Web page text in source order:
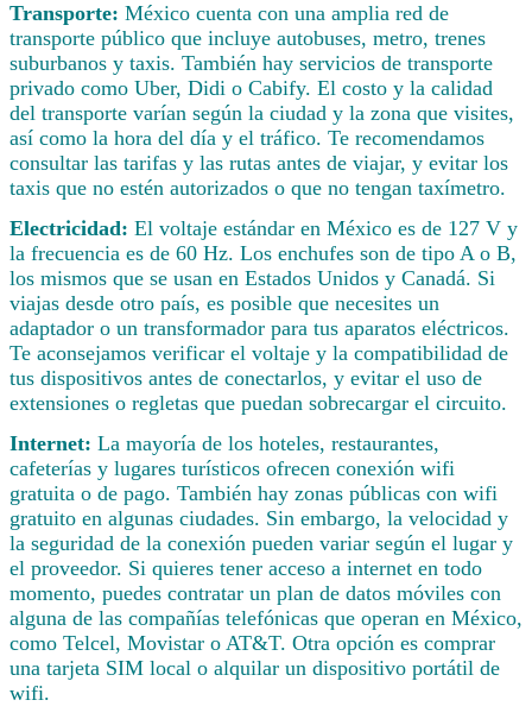
Transporte: México cuenta con una amplia red de
transporte público que incluye autobuses, metro, trenes
suburbanos y taxis. También hay servicios de transporte
privado como Uber, Didi o Cabify. El costo y la calidad
del transporte varían según la ciudad y la zona que visites,
así como la hora del día y el tráfico. Te recomendamos
consultar las tarifas y las rutas antes de viajar, y evitar los
taxis que no estén autorizados o que no tengan taxímetro.
Electricidad: El voltaje estándar en México es de 127 V y
la frecuencia es de 60 Hz. Los enchufes son de tipo A o B,
los mismos que se usan en Estados Unidos y Canadá. Si
viajas desde otro país, es posible que necesites un
adaptador o un transformador para tus aparatos eléctricos.
Te aconsejamos verificar el voltaje y la compatibilidad de
tus dispositivos antes de conectarlos, y evitar el uso de
extensiones o regletas que puedan sobrecargar el circuito.
Internet: La mayoría de los hoteles, restaurantes,
cafeterías y lugares turísticos ofrecen conexión wifi
gratuita o de pago. También hay zonas públicas con wifi
gratuito en algunas ciudades. Sin embargo, la velocidad y
la seguridad de la conexión pueden variar según el lugar y
el proveedor. Si quieres tener acceso a internet en todo
momento, puedes contratar un plan de datos móviles con
alguna de las compañías telefónicas que operan en México,
como Telcel, Movistar o AT&T. Otra opción es comprar
una tarjeta SIM local o alquilar un dispositivo portátil de
wifi.